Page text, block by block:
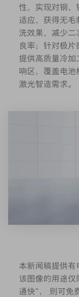
性，实现对铜、
适应，获得无毛
洗效果，减少二
良率；针对极
提供高质量冷加
响区，覆盖电池
激光智造需求。
本新闻稿提供有
该图像的用途仅
通快”， 则可免